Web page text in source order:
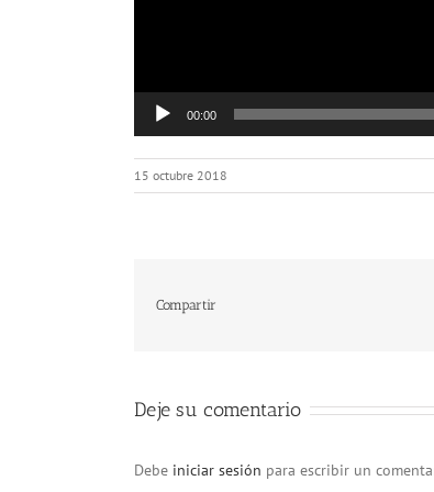
00:00
15 octubre 2018
Compartir
Deje su comentario
Debe iniciar sesión para escribir un